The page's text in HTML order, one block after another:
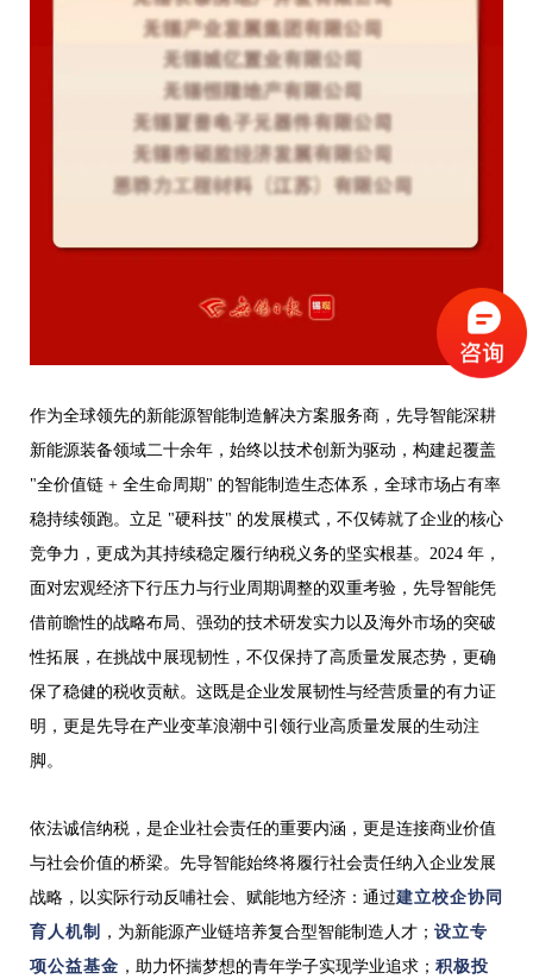
作为全球领先的新能源智能制造解决方案服务商，先导智能深耕
新能源装备领域二十余年，始终以技术创新为驱动，构建起覆盖
"全价值链 + 全生命周期" 的智能制造生态体系，全球市场占有率
稳持续领跑。 立足 "硬科技" 的发展模式，不仅铸就了企业的核心
竞争力，更成为其持续稳定履行纳税义务的坚实根基。2024 年，
面对宏观经济下行压力与行业周期调整的双重考验，先导智能凭
借前瞻性的战略布局、强劲的技术研发实力以及海外市场的突破
性拓展，在挑战中展现韧性，不仅保持了高质量发展态势，更确
保了稳健的税收贡献。这既是企业发展韧性与经营质量的有力证
明，更是先导在产业变革浪潮中引领行业高质量发展的生动注
脚。
依法诚信纳税，是企业社会责任的重要内涵，更是连接商业价值
与社会价值的桥梁。先导智能始终将履行社会责任纳入企业发展
战略，以实际行动反哺社会、赋能地方经济：通过建立校企协同
育人机制
，为新能源产业链培养复合型智能制造人才； 设立专
项公益基金 ，助力怀揣梦想的青年学子实现学业追求； 积极投